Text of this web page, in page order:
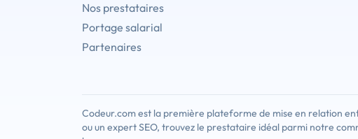
Nos prestataires
Portage salarial
Partenaires
Codeur.com est la première plateforme de mise en relation
ou un expert SEO, trouvez le prestataire idéal parmi notre